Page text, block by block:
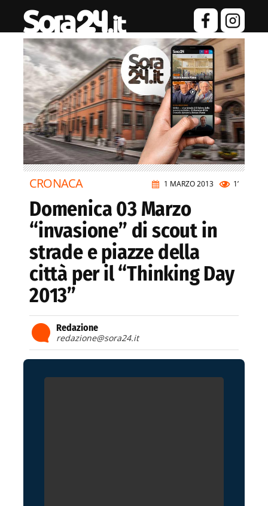
1 MARZO 2013 1’
CRONACA
Domenica 03 Marzo
“invasione” di scout in
strade e piazze della
città per il “Thinking Day
2013”
Redazione
redazione@sora24.it